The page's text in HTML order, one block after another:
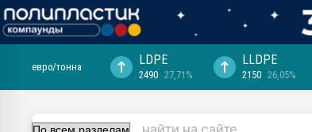
евро/тонна LDPE
2490 27,71%
LLDPE
2150 26,05%